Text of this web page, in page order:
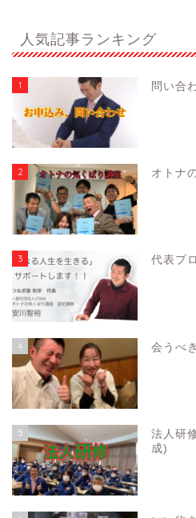
人気記事ランキング
1 問い合
2 オトナ
3 代表プ
4 会うべ
5
法人研
成)